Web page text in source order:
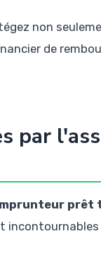
non
de
par